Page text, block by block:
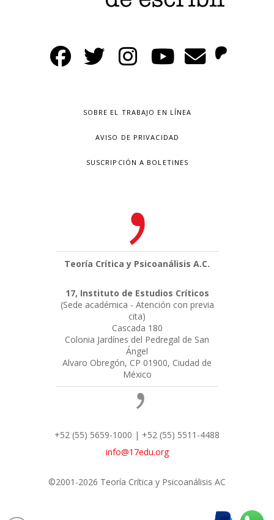
SOBRE EL TRABAJO EN LÍNEA
AVISO DE PRIVACIDAD
SUSCRIPCIÓN A BOLETINES
Teoría Crítica y Psicoanálisis A.C.
17, Instituto de Estudios Críticos
(Sede académica - Atención con previa
cita)
Cascada 180
Colonia Jardínes del Pedregal de San
Ángel
Alvaro Obregón, CP 01900, Ciudad de
México
+52 (55) 5659-1000 | +52 (55) 5511-4488
info@17edu.org
©2001-2026 Teoría Crítica y Psicoanálisis AC